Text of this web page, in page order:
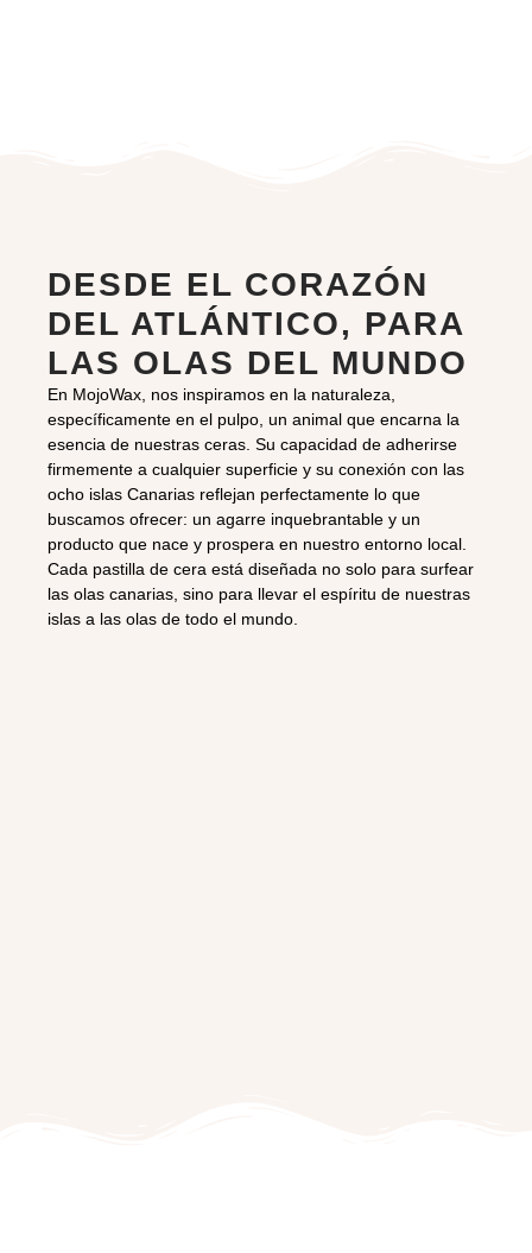
DESDE EL CORAZÓN
DEL ATLÁNTICO, PARA
LAS OLAS DEL MUNDO
En MojoWax, nos inspiramos en la naturaleza,
específicamente en el pulpo, un animal que encarna la
esencia de nuestras ceras. Su capacidad de adherirse
firmemente a cualquier superficie y su conexión con las
ocho islas Canarias reflejan perfectamente lo que
buscamos ofrecer: un agarre inquebrantable y un
producto que nace y prospera en nuestro entorno local.
Cada pastilla de cera está diseñada no solo para surfear
las olas canarias, sino para llevar el espíritu de nuestras
islas a las olas de todo el mundo.